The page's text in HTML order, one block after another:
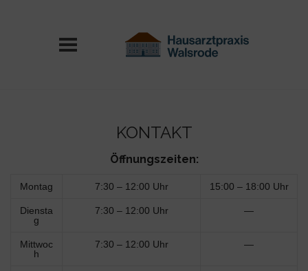
KONTAKT
Öffnungszeiten:
Montag 7:30 – 12:00 Uhr 15:00 – 18:00 Uhr
Diensta
g
7:30 – 12:00 Uhr —
Mittwoc
h
7:30 – 12:00 Uhr —